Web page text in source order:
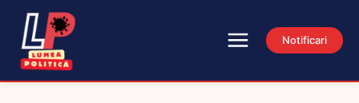
Notificari